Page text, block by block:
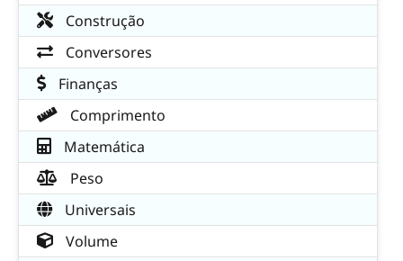
Construção
Conversores
Finanças
Comprimento
Matemática
Peso
Universais
Volume